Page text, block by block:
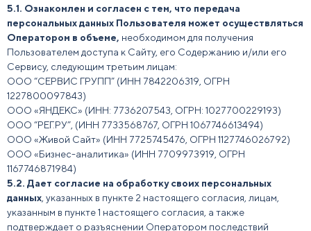
5.1. Ознакомлен и согласен с тем, что передача
персональных данных Пользователя может осуществляться
Оператором в объеме, необходимом для получения
Пользователем доступа к Сайту, его Содержанию и/или его
Сервису, следующим третьим лицам:
ООО “СЕРВИС ГРУПП” (ИНН 7842206319, ОГРН
1227800097843)
ООО «ЯНДЕКС» (ИНН: 7736207543, ОГРН: 1027700229193)
ООО “РЕГ.РУ”, (ИНН 7733568767, ОГРН 1067746613494)
ООО «Живой Сайт» (ИНН 7725745476, ОГРН 1127746026792)
ООО «Бизнес-аналитика» (ИНН 7709973919, ОГРН
1167746871984)
5.2. Дает согласие на обработку своих персональных
данных , указанных в пункте 2 настоящего согласия, лицам,
указанным в пункте 1 настоящего согласия, а также
подтверждает о разъяснении Оператором последствий